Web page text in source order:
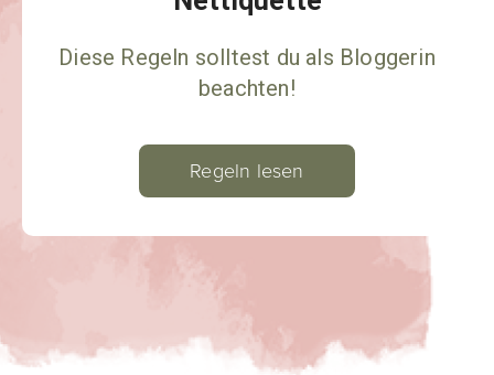
Diese Regeln solltest du als Bloggerin
beachten!
Regeln lesen